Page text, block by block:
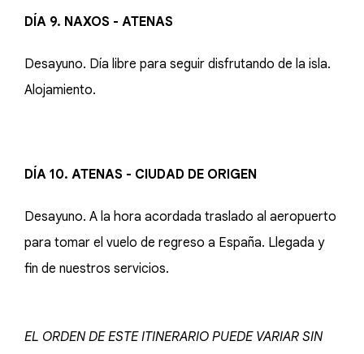
DÍA 9. NAXOS - ATENAS
Desayuno. Día libre para seguir disfrutando de la isla.
Alojamiento.
DÍA 10. ATENAS - CIUDAD DE ORIGEN
Desayuno. A la hora acordada traslado al aeropuerto
para tomar el vuelo de regreso a España. Llegada y
fin de nuestros servicios.
EL ORDEN DE ESTE ITINERARIO PUEDE VARIAR SIN